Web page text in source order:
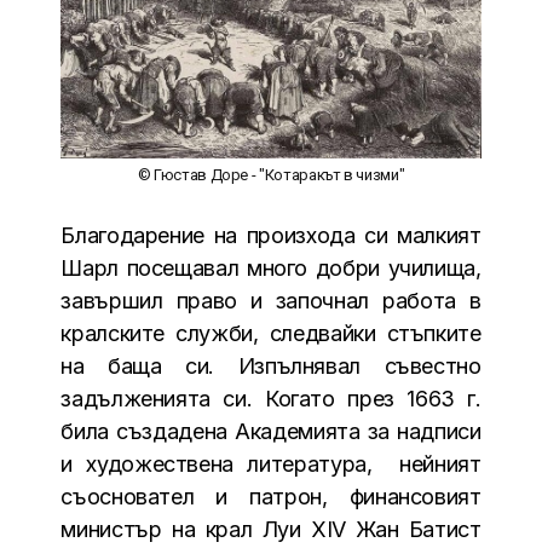
© Гюстав Доре - "Котаракът в чизми"
Благодарение на произхода си малкият
Шарл посещавал много добри училища,
завършил право и започнал работа в
кралските служби, следвайки стъпките
на баща си. Изпълнявал съвестно
задълженията си. Когато през 1663 г.
била създадена Академията за надписи
и художествена литература, нейният
съосновател и патрон, финансовият
министър на крал Луи XIV Жан Батист